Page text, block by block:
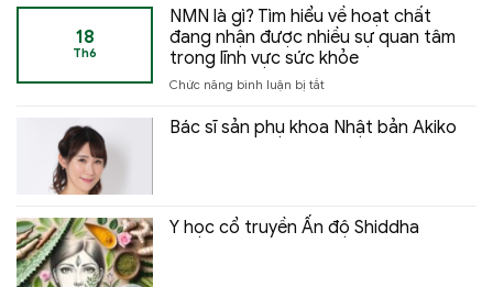
có
tác
dụng
gì?
Tìm
hoạt
vực
18
Th6
NMN là gì? Tìm hiểu về hoạt chất
đang nhận được nhiều sự quan tâm
trong lĩnh vực sức khỏe
Chức năng bình luận bị tắtở
là
chất
Bác sĩ sản phụ khoa Nhật bản Akiko
Y học cổ truyền Ấn độ Shiddha